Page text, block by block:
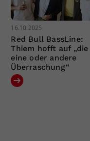
16.10.2025
Red Bull BassLine:
Thiem hofft auf „die
eine oder andere
Überraschung“